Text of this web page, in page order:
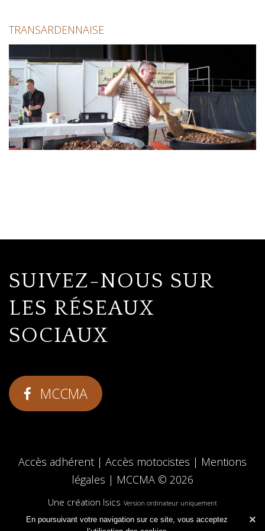
TRANSARDENNAISE
SUIVEZ-NOUS SUR
LES RÉSEAUX
SOCIAUX
MCCMA
Accès adhérent | Accès motocistes | Mentions
légales | MCCMA © 2026
Une création Isics Version ordinateur uniquement
En poursuivant votre navigation sur ce site, vous acceptez
×